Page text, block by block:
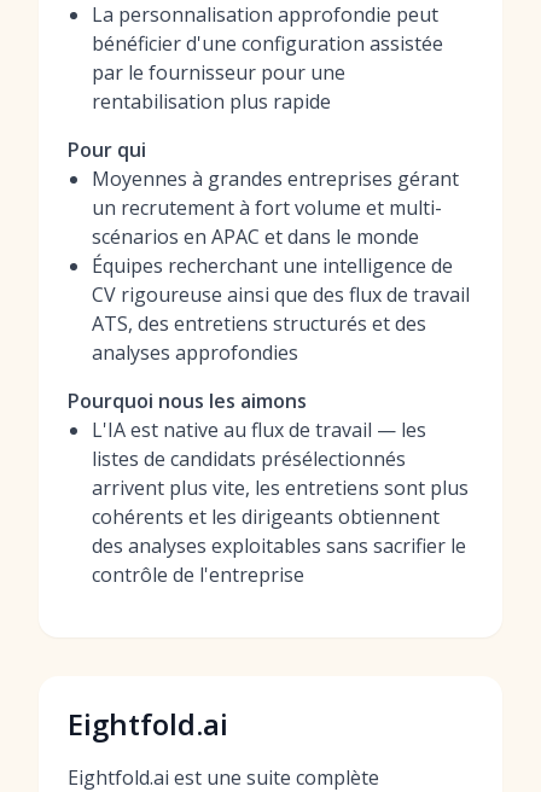
La personnalisation approfondie peut
bénéficier d'une configuration assistée
par le fournisseur pour une
rentabilisation plus rapide
Pour qui
Moyennes à grandes entreprises gérant
un recrutement à fort volume et multi-
scénarios en APAC et dans le monde
Équipes recherchant une intelligence de
CV rigoureuse ainsi que des flux de travail
ATS, des entretiens structurés et des
analyses approfondies
Pourquoi nous les aimons
L'IA est native au flux de travail — les
listes de candidats présélectionnés
arrivent plus vite, les entretiens sont plus
cohérents et les dirigeants obtiennent
des analyses exploitables sans sacrifier le
contrôle de l'entreprise
Eightfold.ai
Eightfold.ai est une suite complète